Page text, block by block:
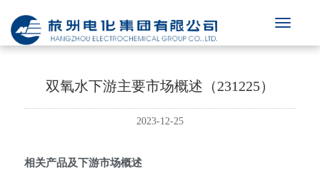
双氧水下游主要市场概述（231225）
2023-12-25
相关产品及下游市场概述